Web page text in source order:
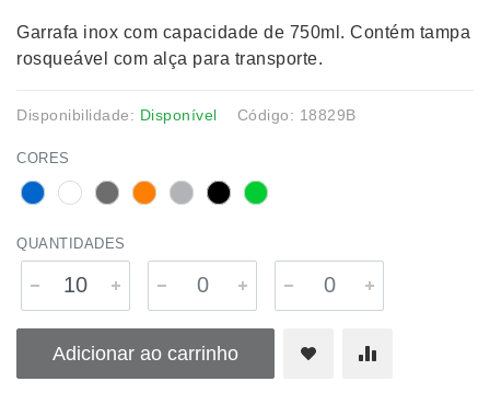
Garrafa inox com capacidade de 750ml. Contém tampa
rosqueável com alça para transporte.
Disponibilidade: Disponível Código: 18829B
CORES
QUANTIDADES
Adicionar ao carrinho